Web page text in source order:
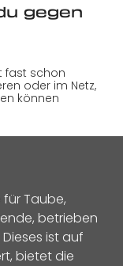
gegen
fast schon
oder im Netz,
können
Taube,
betrieben
Dieses ist auf
bietet die